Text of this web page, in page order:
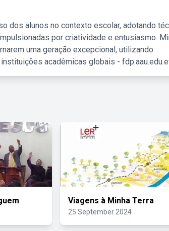
dos alunos no contexto escolar, adotando
por criatividade e entusiasmo.
uma geração excepcional, utilizando
acadêmicas globais -
Viagens à Minha Terra
25 September 2024